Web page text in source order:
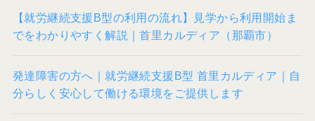
【就労継続支援B型の利用の流れ】見学から利用開始ま
でをわかりやすく解説｜首里カルディア（那覇市）
発達障害の方へ｜就労継続支援B型 首里カルディア｜自
分らしく安心して働ける環境をご提供します